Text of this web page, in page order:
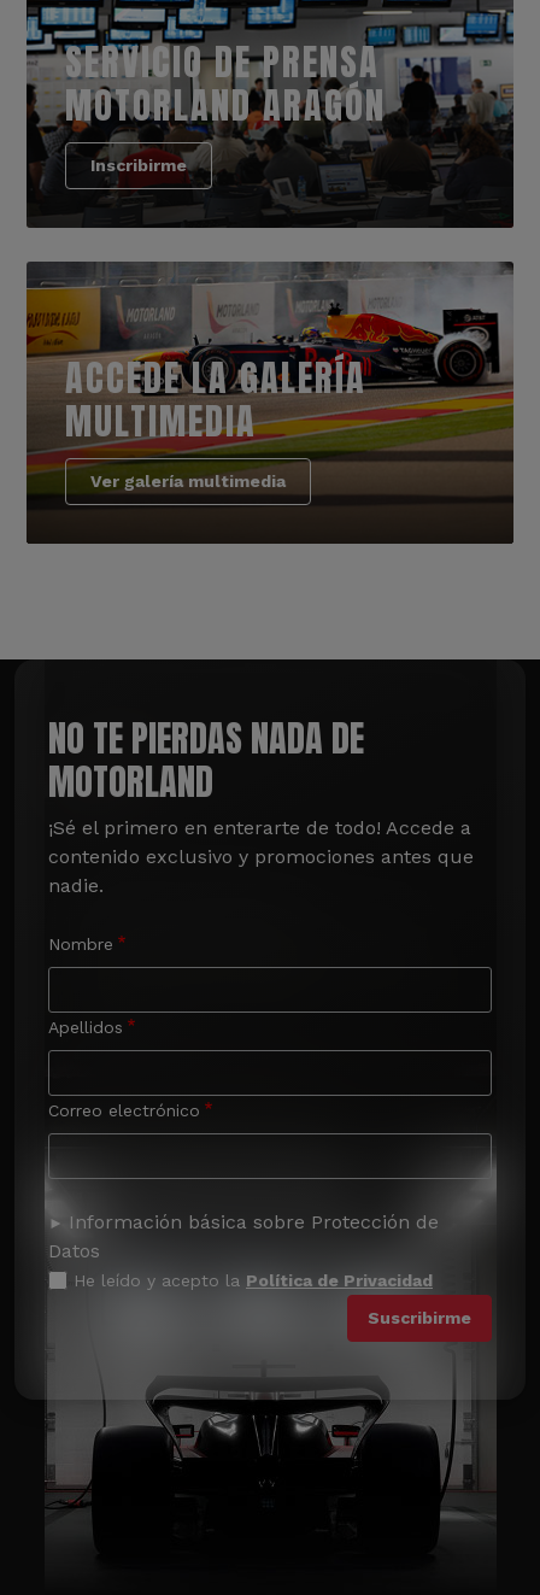
SERVICIO DE PRENSA
MOTORLAND ARAGÓN
Inscribirme
ACCEDE LA GALERÍA
MULTIMEDIA
Ver galería multimedia
NO TE PIERDAS NADA DE
MOTORLAND
¡Sé el primero en enterarte de todo! Accede a
contenido exclusivo y promociones antes que
nadie.
Nombre
Apellidos
Correo electrónico
Información básica sobre Protección de
Datos
He leído y acepto la Política de Privacidad